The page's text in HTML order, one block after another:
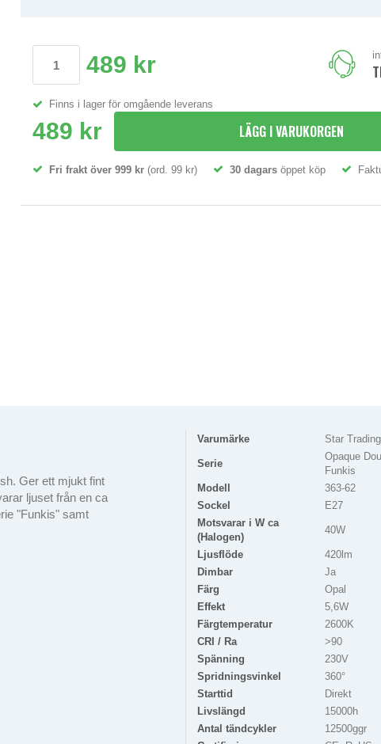
489 kr
Finns i lager för omgående leverans
489 kr LÄGG I VARUKORGEN
Fri frakt över 999 kr (ord. 99 kr) 30 dagars öppet köp
Ger ett mjukt fint
ljuset från en ca
"Funkis" samt
Varumärke Star Trading
Serie
Opaque
Funkis
Modell
363-62
Sockel
E27
Motsvarar i W ca
(Halogen)
40W
Ljusflöde
420lm
Dimbar
Ja
Färg
Opal
Effekt
5,6W
Färgtemperatur
2600K
CRI / Ra
>90
Spänning
230V
Spridningsvinkel
360°
Starttid
Direkt
Livslängd
15000h
Antal tändcykler
12500ggr